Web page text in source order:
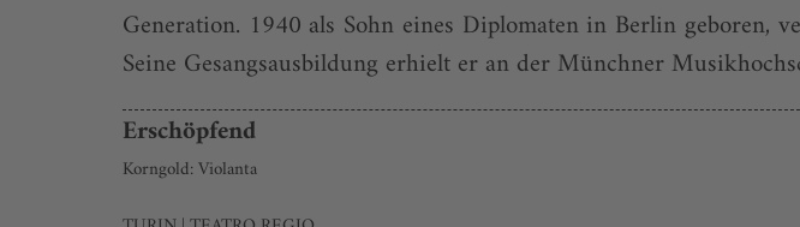
Generation. 1940 als Sohn eines Diplomaten in Berlin geboren,
Seine Gesangsausbildung erhielt er an der Münchner
Erschöpfend
Korngold: Violanta